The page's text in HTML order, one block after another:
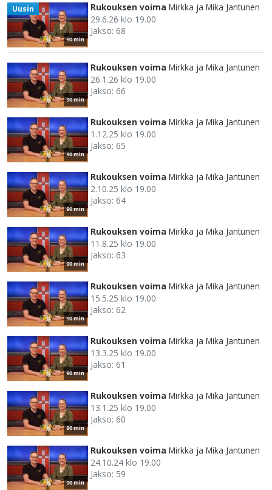
90 min
Uusin Rukouksen voima Mirkka ja Mika Jantunen
29.6.26 klo 19.00
Jakso: 68
90 min
Rukouksen voima Mirkka ja Mika Jantunen
26.1.26 klo 19.00
Jakso: 66
90 min
Rukouksen voima Mirkka ja Mika Jantunen
1.12.25 klo 19.00
Jakso: 65
90 min
Rukouksen voima Mirkka ja Mika Jantunen
2.10.25 klo 19.00
Jakso: 64
90 min
Rukouksen voima Mirkka ja Mika Jantunen
11.8.25 klo 19.00
Jakso: 63
90 min
Rukouksen voima Mirkka ja Mika Jantunen
15.5.25 klo 19.00
Jakso: 62
90 min
Rukouksen voima Mirkka ja Mika Jantunen
13.3.25 klo 19.00
Jakso: 61
90 min
Rukouksen voima Mirkka ja Mika Jantunen
13.1.25 klo 19.00
Jakso: 60
90 min
Rukouksen voima Mirkka ja Mika Jantunen
24.10.24 klo 19.00
Jakso: 59